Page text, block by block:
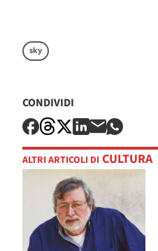
sky
CONDIVIDI
ALTRI ARTICOLI DI CULTURA